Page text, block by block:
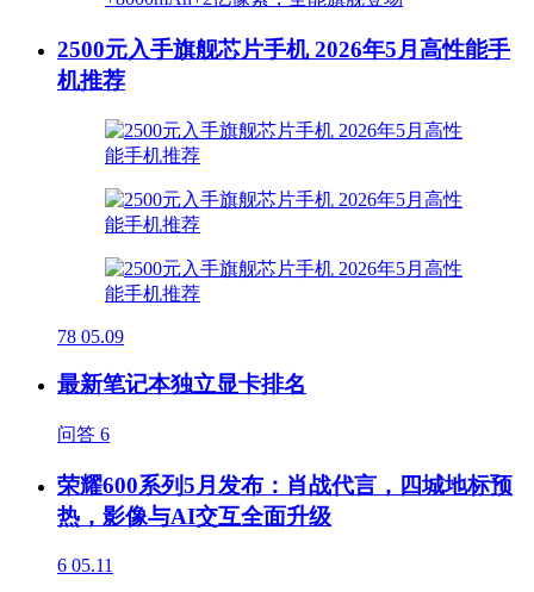
2500元入手旗舰芯片手机 2026年5月高性能手
机推荐
78 05.09
最新笔记本独立显卡排名
问答 6
荣耀600系列5月发布：肖战代言，四城地标预
热，影像与AI交互全面升级
6 05.11